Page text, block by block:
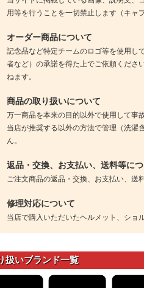
用等を行うことを一切禁止します（キャ
オーダー商品について
記念品など特定チームのロゴ等を使用し
者など）の承諾を得た上でご依頼くださ
ねます。
商品の取り扱いについて
万一商品を本来の目的以外で使用して事
当店が推奨する以外の方法で管理（洗濯
ん。
返品・交換、お支払い、送料等に
ご注文商品の返品・交換、お支払い、送
修理対応について
当店で購入いただいたヘルメット、ショ
扱いブランド一覧